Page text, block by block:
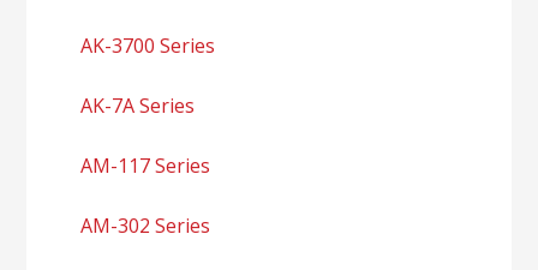
AK-3700 Series
AK-7A Series
AM-117 Series
AM-302 Series